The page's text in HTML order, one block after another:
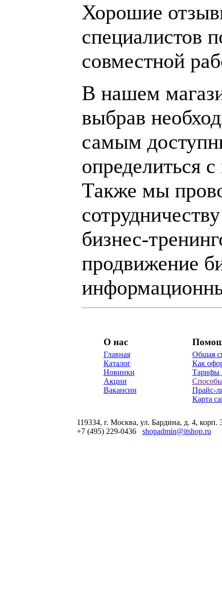
Хорошие
специалистов
совместной
В нашем
выбрав
самым
определиться
Также мы
бизнес-
продвижение
О нас
Главная
Каталог
Новинки
Акции
Вакансии
Общая
Как
Тарифы
Прайс-
Карта
119334, г. Москва, ул. Бардина, д. 4, корп.
+7 (495) 229-0436 shopadmin@itshop.ru